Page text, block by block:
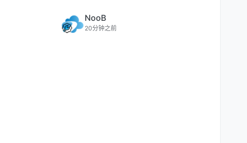
NooB
20分钟之前